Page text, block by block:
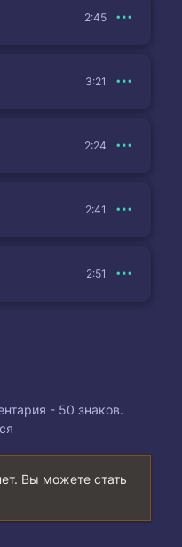
2:45
3:21
2:24
2:41
2:51
- 50 знаков.
Вы можете стать